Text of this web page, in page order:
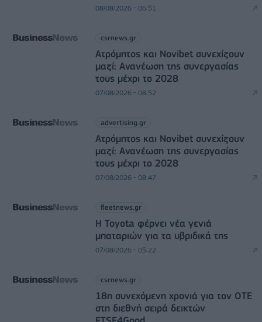
08/08/2026 - 06:51
csrnews.gr
Ατρόμητος και Novibet συνεχίζουν
μαζί: Ανανέωση της συνεργασίας
τους μέχρι το 2028
07/08/2026 - 08:52
advertising.gr
Ατρόμητος και Novibet συνεχίζουν
μαζί: Ανανέωση της συνεργασίας
τους μέχρι το 2028
07/08/2026 - 08:47
fleetnews.gr
Η Toyota φέρνει νέα γενιά
μπαταριών για τα υβριδικά της
07/08/2026 - 05:22
csrnews.gr
18η συνεχόμενη χρονιά για τον ΟΤΕ
στη διεθνή σειρά δεικτών